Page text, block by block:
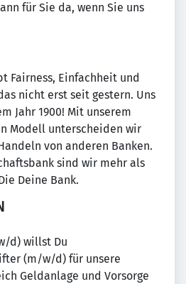
für Sie da, wenn Sie uns
Fairness, Einfachheit und
nicht erst seit gestern. Uns
Jahr 1900! Mit unserem
Modell unterscheiden wir
von anderen Banken.
sind wir mehr als
Deine Bank.
d) willst Du
(m/w/d) für unsere
Geldanlage und Vorsorge